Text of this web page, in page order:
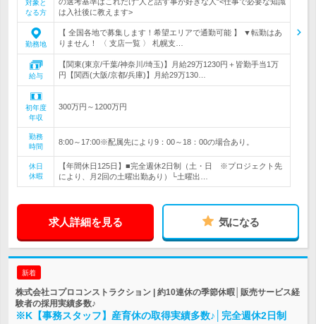
対象と
なる方
は入社後に教えます>
勤務地
【 全国各地で募集します！希望エリアで通勤可能 】 ▼転勤はあ
りません！ 〈 支店一覧 〉 札幌支…
給与
【関東(東京/千葉/神奈川/埼玉)】月給29万1230円＋皆勤手当1万
円【関西(大阪/京都/兵庫)】月給29万130…
初年度
年収
300万円～1200万円
勤務
時間
8:00～17:00※配属先により9：00～18：00の場合あり。
休日
休暇
【年間休日125日】■完全週休2日制（土・日 ※プロジェクト先
により、月2回の土曜出勤あり）└土曜出…
求人詳細を見る 気になる
新着
株式会社コプロコンストラクション | 約10連休の季節休暇│販売サービス経
験者の採用実績多数♪
※K【事務スタッフ】産育休の取得実績多数♪│完全週休2日制